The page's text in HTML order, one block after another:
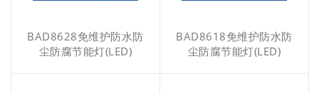
BAD8628免维护防水防
尘防腐节能灯(LED)
BAD8618免维护防水防
尘防腐节能灯(LED)